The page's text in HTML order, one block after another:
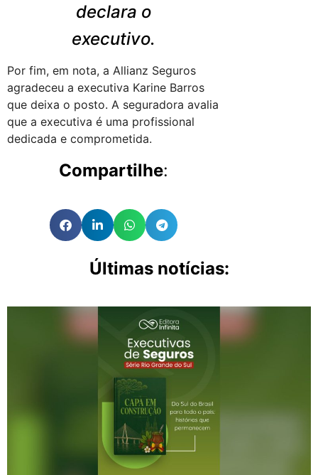
declara o
executivo.
Por fim, em nota, a Allianz Seguros
agradeceu a executiva Karine Barros
que deixa o posto. A seguradora avalia
que a executiva é uma profissional
dedicada e comprometida.
Compartilhe:
Últimas notícias: